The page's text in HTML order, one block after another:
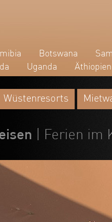
Botswana
Uganda Äthiopien
Wüstenresorts
| Ferien im